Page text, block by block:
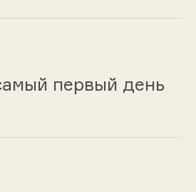
первый день